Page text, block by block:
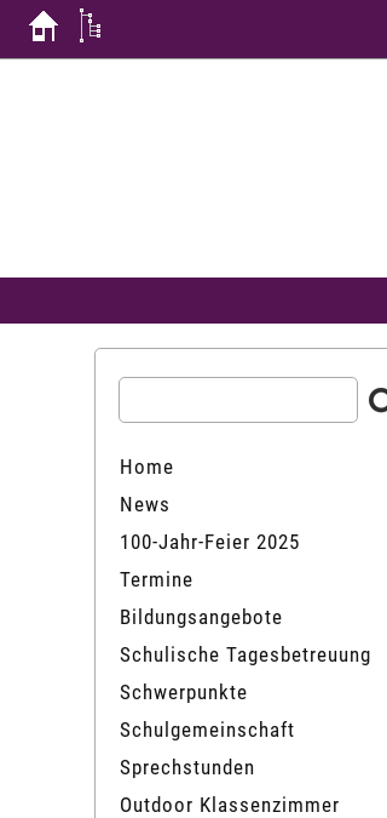
Home
News
100-Jahr-Feier 2025
Termine
Bildungsangebote
Schulische Tagesbetreuung
Schwerpunkte
Schulgemeinschaft
Sprechstunden
Outdoor Klassenzimmer